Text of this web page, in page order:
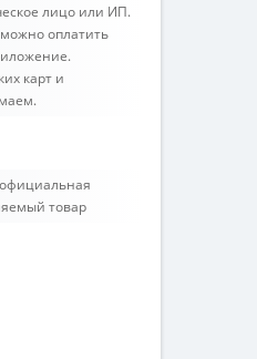
лицо или ИП.
можно оплатить
карт и
товар